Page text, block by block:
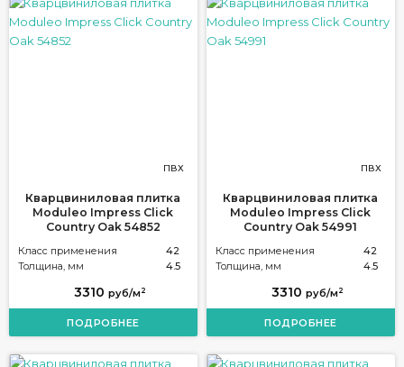
ПВХ
Кварцвиниловая плитка
Moduleo Impress Click
Country Oak 54852
Класс применения
42
Толщина, мм
4.5
3310 руб/м 2
ПОДРОБНЕЕ
ПВХ
Кварцвиниловая плитка
Moduleo Impress Click
Country Oak 54991
Класс применения
42
Толщина, мм
4.5
3310 руб/м 2
ПОДРОБНЕЕ